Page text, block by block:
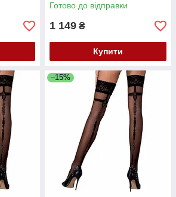
Готово до відправки
1 149 ₴
Купити
–15%